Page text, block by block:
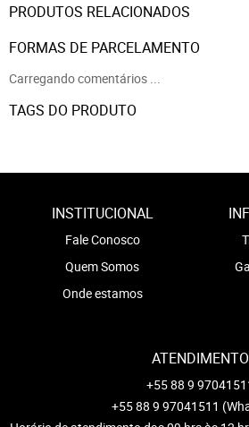
PRODUTOS RELACIONADOS
FORMAS DE PARCELAMENTO
Carregando comentários ...
TAGS DO PRODUTO
INSTITUCIONAL
Fale Conosco
Quem Somos
Onde estamos
ATENDIMENTO
+55 88 9
+55 88 9 97041511